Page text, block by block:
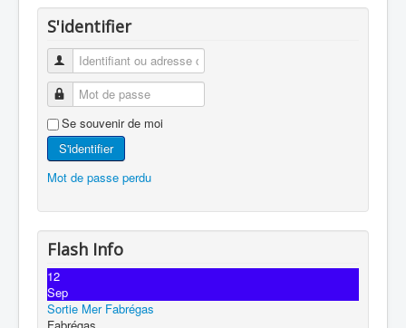
S'identifier
Se souvenir de moi
S'identifier
Mot de passe perdu
Flash Info
12
Sep
Sortie Mer Fabrégas